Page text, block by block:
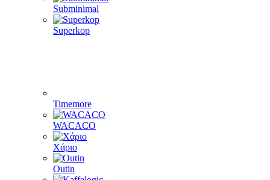
Eureka
Gene Café
Goat Story
La Pavoni
Mlynko